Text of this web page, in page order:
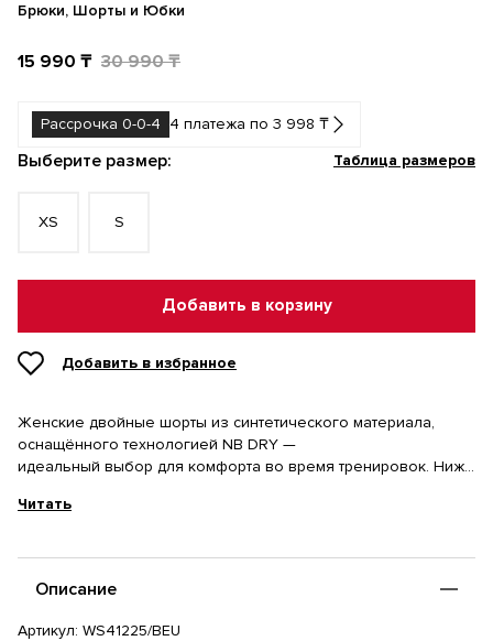
Брюки, Шорты и Юбки
15 990 ₸ 30 990 ₸
Рассрочка 0-0-4 4 платежа по 3 998 ₸
Выберите размер: Таблица размеров
XS S
Добавить в корзину
Добавить в избранное
Женские двойные шорты из синтетического материала,
оснащённого технологией NB DRY —
идеальный выбор для комфорта во время тренировок. Нижние
образу элегантности. Шорты оснащены удобными боковыми
прекрасную посадку. Логотип бренда создает оригинальный
занятий спортом.
Читать
Описание
Артикул: WS41225/BEU